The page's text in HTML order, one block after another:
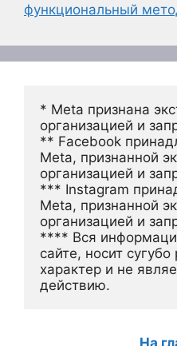
функциональный
* Meta признана
организацией и
** Facebook
Meta, признанной
организацией и
*** Instagram
Meta, признанной
организацией и
**** Вся
сайте, носит
характер и не
действию.
На